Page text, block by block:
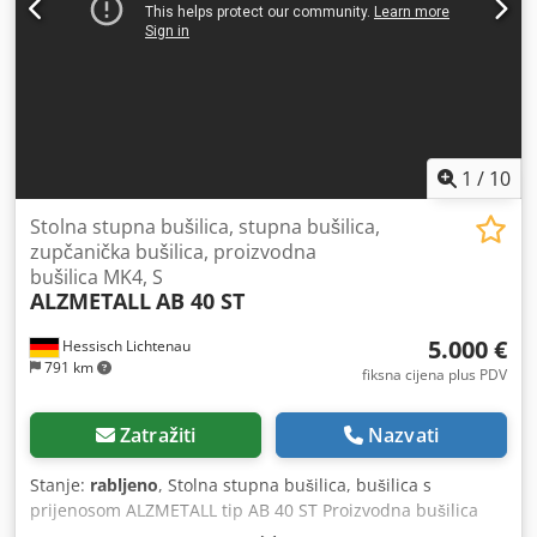
Ejpfx Ag Def
1 / 10
Hessisch Lichtenau
791 km
Stolna stupna bušilica, stupna bušilica,
zupčanička bušilica, proizvodna
bušilica MK4, S
ALZMETALLAB 40 ST
5.000 €
fiksna cijena plus PDV
Zatražiti Nazvati
Stanje: rabljeno, Stolna stupna bušilica, bušilica s
prijenosom ALZMETALL tip AB 40 ST Proizvodna bušilica